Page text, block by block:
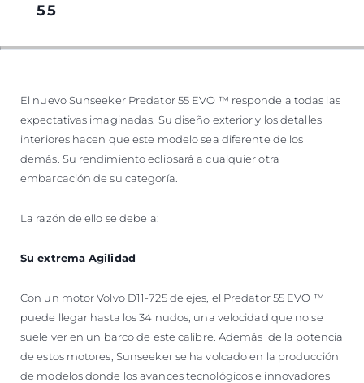
VALORE SU EMBARCACIÓN
55
El nuevo Sunseeker Predator 55 EVO ™ responde a todas las
expectativas imaginadas. Su diseño exterior y los detalles
interiores hacen que este modelo sea diferente de los
demás. Su rendimiento eclipsará a cualquier otra
embarcación de su categoría.
La razón de ello se debe a:
Su extrema Agilidad
Con un motor Volvo D11-725 de ejes, el Predator 55 EVO ™
puede llegar hasta los 34 nudos, una velocidad que no se
suele ver en un barco de este calibre. Además de la potencia
de estos motores, Sunseeker se ha volcado en la producción
de modelos donde los avances tecnológicos e innovadores